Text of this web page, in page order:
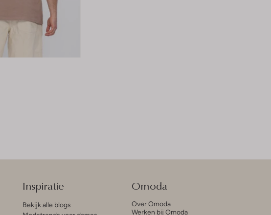
Inspiratie
Bekijk alle blogs
Omoda
Over Omoda
Werken bij Omoda